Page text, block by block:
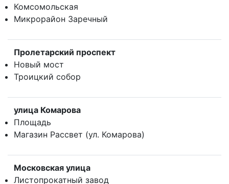
Комсомольская
Микрорайон Заречный
Пролетарский проспект
Новый мост
Троицкий собор
улица Комарова
Площадь
Магазин Рассвет (ул. Комарова)
Московская улица
Листопрокатный завод